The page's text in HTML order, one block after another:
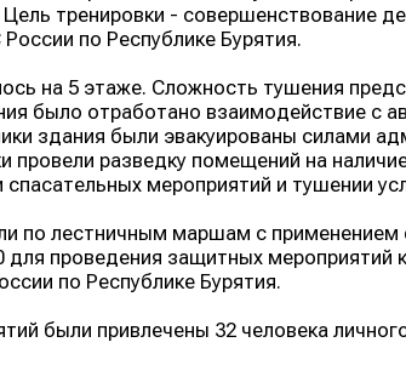
тренировки - совершенствование
по Республике Бурятия.
на 5 этаже. Сложность тушения
было отработано взаимодействие с
здания были эвакуированы силами
провели разведку помещений на
мероприятий и тушении
по лестничным маршам с применением
для проведения защитных мероприятий
по Республике Бурятия.
были привлечены 32 человека